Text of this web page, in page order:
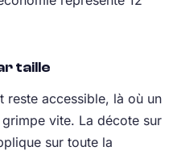
taille
reste accessible, là où un
vite. La décote sur
sur toute la